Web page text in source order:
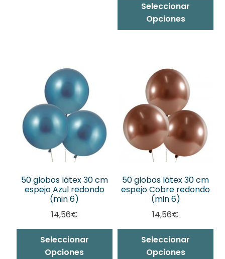
Seleccionar
Opciones
50 globos látex 30 cm
espejo Azul redondo
(min 6)
14,56€
Seleccionar
Opciones
50 globos látex 30 cm
espejo Cobre redondo
(min 6)
14,56€
Seleccionar
Opciones